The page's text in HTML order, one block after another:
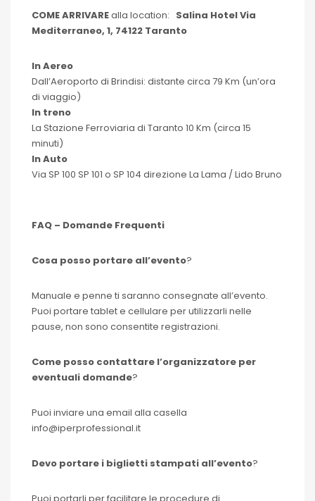
COME ARRIVAREalla location: Salina Hotel Via
Mediterraneo, 1, 74122 Taranto
In Aereo
Dall’Aeroporto di Brindisi: distante circa 79 Km (un’ora
di viaggio)
In treno
La Stazione Ferroviaria di Taranto 10 Km (circa 15
minuti)
In Auto
Via SP 100 SP 101 o SP 104 direzione La Lama / Lido Bruno
FAQ – Domande Frequenti
Cosa posso portare all’evento?
Manuale e penne ti saranno consegnate all’evento.
Puoi portare tablet e cellulare per utilizzarli nelle
pause, non sono consentite registrazioni.
Come posso contattare l’organizzatore per
eventuali domande?
Puoi inviare una email alla casella
info@iperprofessional.it
Devo portare i biglietti stampati all’evento?